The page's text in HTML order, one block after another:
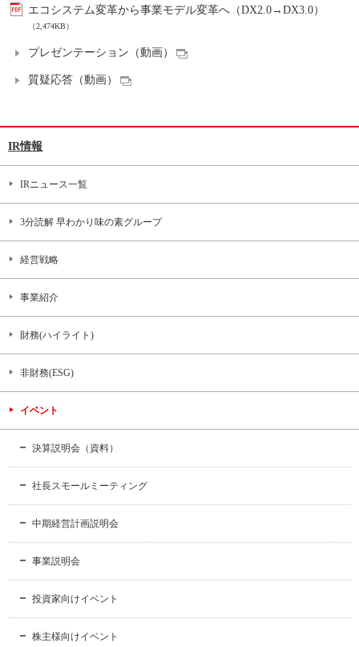
IR情報
IRニュース一覧
3分読解 早わかり味の素グループ
経営戦略
事業紹介
財務(ハイライト)
非財務(ESG)
イベント
決算説明会（資料）
社長スモールミーティング
中期経営計画説明会
事業説明会
投資家向けイベント
株主様向けイベント
エコシステム変革から事業モデル変革へ（DX2.0→DX3.0）
（2,474KB）
プレゼンテーション（動画）
質疑応答（動画）